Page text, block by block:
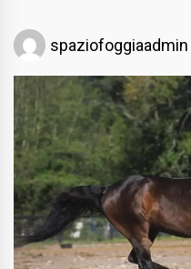
spaziofoggiaadmin